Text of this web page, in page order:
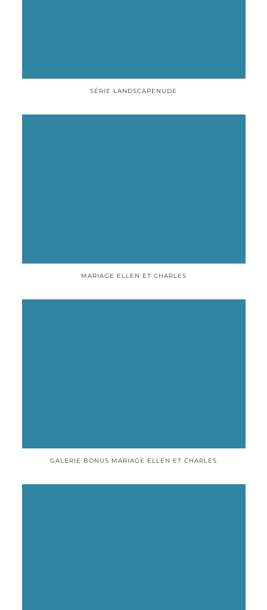
SÉRIE LANDSCAPENUDE
MARIAGE ELLEN ET CHARLES
GALERIE BONUS MARIAGE ELLEN ET CHARLES